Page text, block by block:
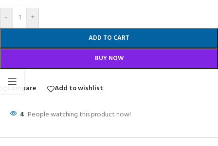
- +
ADD TO CART
BUY NOW
Compare Add to wishlist
4 People watching this product now!